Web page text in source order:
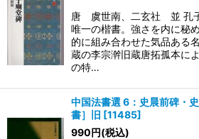
唐 虞世南、二玄社 並 孔
唯一の楷書。強さを内に秘
的に組み合わせた気品ある
蔵の李宗澣旧蔵唐拓孤本に
の特…
中国法書選 6：史晨前碑・
書］旧 [11485]
990円(税込)